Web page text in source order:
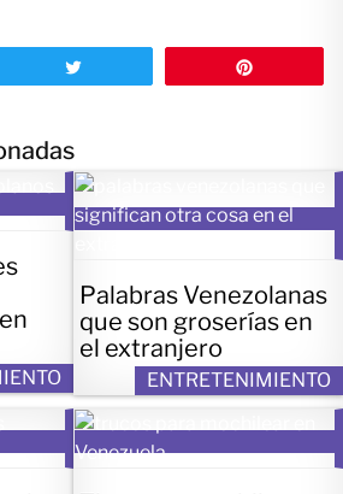
Palabras Venezolanas
que son groserías en
el extranjero
ENTRETENIMIENTO